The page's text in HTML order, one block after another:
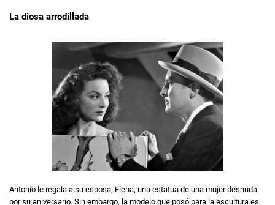
La diosa arrodillada
Antonio le regala a su esposa, Elena, una estatua de una mujer desnuda
por su aniversario. Sin embargo, la modelo que posó para la escultura es